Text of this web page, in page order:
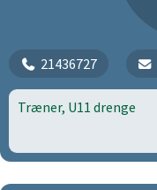
21436727
Træner, U11 drenge